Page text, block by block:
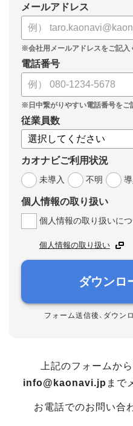
メールアドレス
電話番号
従業員数
カオナビご利用状況
未導入
不明
個人情報の取り扱い
個人情報の取り扱いにつ
個人情報の取り扱い
ダウンロ
フォーム送信後、ダウン
上記のフォームか
info@kaonavi.jp まで
お電話でのお問い合